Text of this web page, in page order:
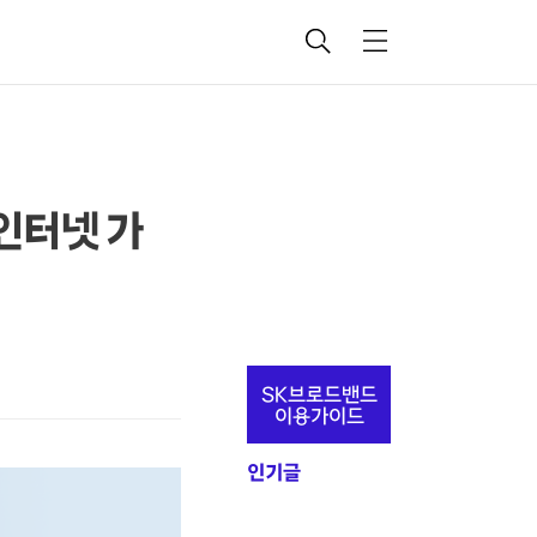
검
메
터넷 가
추
정
보
SK브로드밴드
이용가이드
인기글